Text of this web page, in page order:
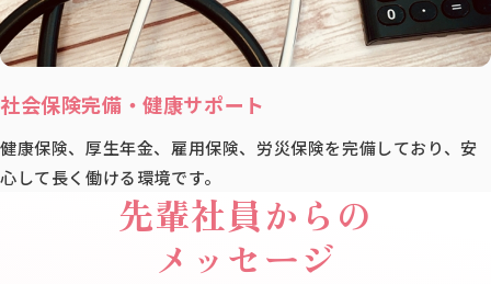
社会保険完備・健康サポート
健康保険、厚生年金、雇用保険、労災保険を完備しており、安
心して長く働ける環境です。
先輩社員からの
メッセージ